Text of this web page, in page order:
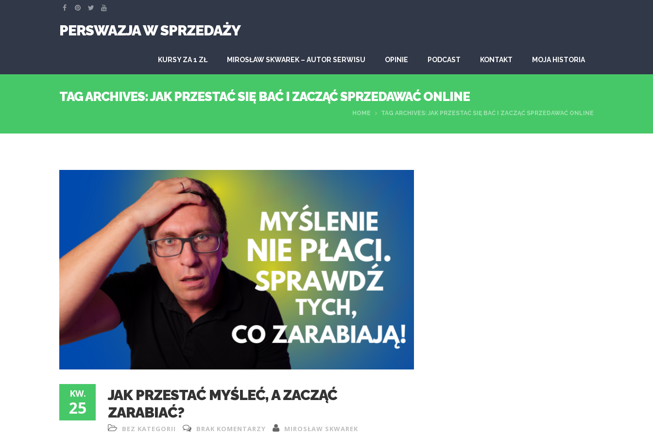
PERSWAZJA W SPRZEDAŻY
KURSY ZA 1 ZŁ MIROSŁAW SKWAREK – AUTOR SERWISU OPINIE PODCAST KONTAKT MOJA HISTORIA
TAG ARCHIVES: JAK PRZESTAĆ SIĘ BAĆ I ZACZĄĆ SPRZEDAWAĆ ONLINE
HOME TAG ARCHIVES: JAK PRZESTAĆ SIĘ BAĆ I ZACZĄĆ SPRZEDAWAĆ ONLINE
KW.
25
JAK PRZESTAĆ MYŚLEĆ, A ZACZĄĆ
ZARABIAĆ?
BEZ KATEGORII BRAK KOMENTARZY MIROSŁAW SKWAREK